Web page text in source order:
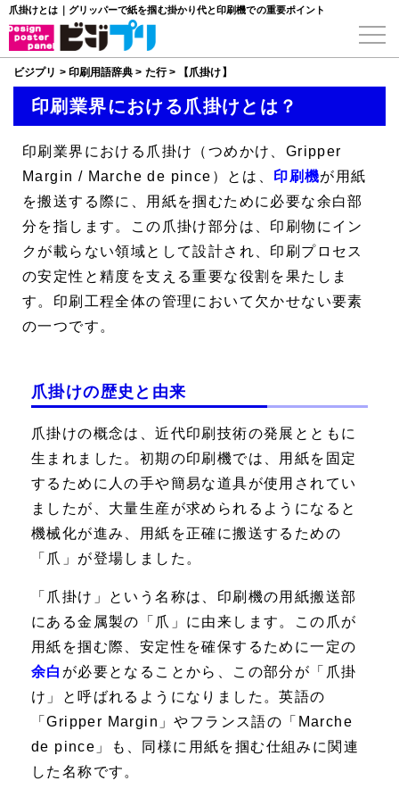
爪掛けとは｜グリッパーで紙を掴む掛かり代と印刷機での重要ポイント
ビジプリ > 印刷用語辞典 > た行> 【爪掛け】
印刷業界における爪掛けとは？
印刷業界における 爪掛け （つめかけ、 Gripper
Margin / Marche de pince ）とは、 印刷機が用紙
を搬送する際に、用紙を掴むために必要な余白部
分を指します。この爪掛け部分は、印刷物にイン
クが載らない領域として設計され、印刷プロセス
の安定性と精度を支える重要な役割を果たしま
す。印刷工程全体の管理において欠かせない要素
の一つです。
爪掛けの歴史と由来
爪掛けの概念は、近代印刷技術の発展とともに
生まれました。初期の印刷機では、用紙を固定
するために人の手や簡易な道具が使用されてい
ましたが、大量生産が求められるようになると
機械化が進み、用紙を正確に搬送するための
「爪」が登場しました。
「爪掛け」という名称は、印刷機の用紙搬送部
にある金属製の「爪」に由来します。この爪が
用紙を掴む際、安定性を確保するために一定の
余白 が必要となることから、この部分が「爪掛
け」と呼ばれるようになりました。英語の
「Gripper Margin」やフランス語の「Marche
de pince」も、同様に用紙を掴む仕組みに関連
した名称です。